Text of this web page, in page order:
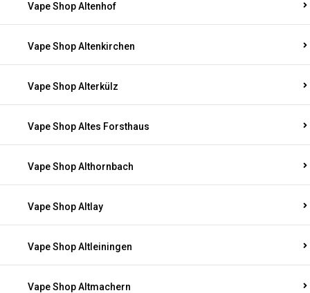
Vape Shop Altenhof
Vape Shop Altenkirchen
Vape Shop Alterkülz
Vape Shop Altes Forsthaus
Vape Shop Althornbach
Vape Shop Altlay
Vape Shop Altleiningen
Vape Shop Altmachern